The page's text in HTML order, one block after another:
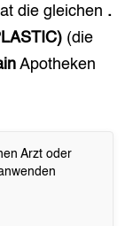
die gleichen .
(die
Apotheken
Arzt oder